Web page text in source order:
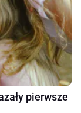
pierwsze